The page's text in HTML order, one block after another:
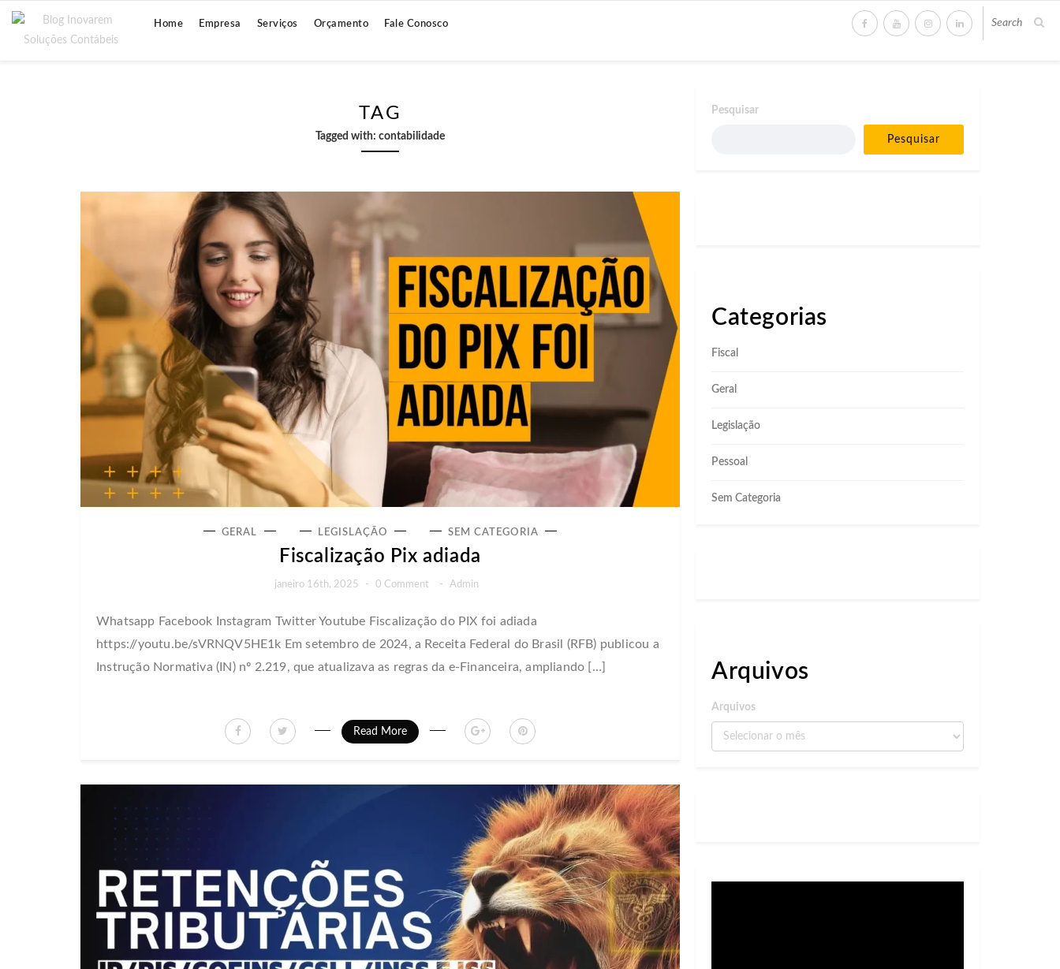
Home Empresa Serviços Orçamento Fale Conosco
TAG
Tagged with: contabilidade
GERAL LEGISLAÇÃO SEM CATEGORIA
Fiscalização Pix adiada
janeiro 16th, 2025 - 0 Comment - Admin
Whatsapp Facebook Instagram Twitter Youtube Fiscalização do PIX foi adiada
https://youtu.be/sVRNQV5HE1k Em setembro de 2024, a Receita Federal do Brasil (RFB) publicou a
Instrução Normativa (IN) nº 2.219, que atualizava as regras da e-Financeira, ampliando […]
Read More
Pesquisar
Pesquisar
Categorias
Fiscal
Geral
Legislação
Pessoal
Sem Categoria
Arquivos
Arquivos